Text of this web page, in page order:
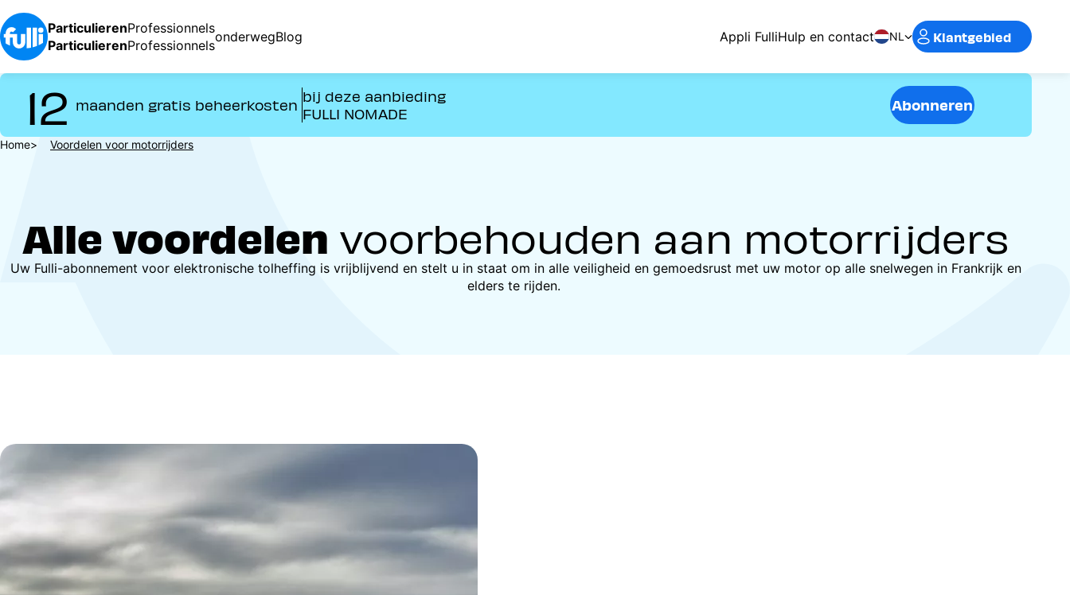
Overslaan
en
naar
de
inhoud
Particulieren
Particulieren
Professionnels
Professionnels
onderwegBlog Appli FulliHulp en contact NL Klantgebied
12 maanden gratis beheerkosten
bij deze aanbieding
FULLI NOMADE
Abonneren
Kruimelpad
Home Voordelen voor motorrijders
Alle voordelen voorbehouden aan motorrijders
Uw Fulli-abonnement voor elektronische tolheffing is vrijblijvend en stelt u in staat om in alle veiligheid en gemoedsrust met uw motor op alle snelwegen in Frankrijk en
elders te rijden.